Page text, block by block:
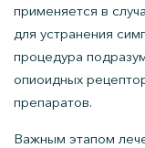
применяется в
для устранения
процедура
опиоидных
препаратов.
Важным этапом